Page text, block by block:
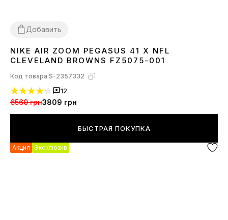
Добавить
4445
NIKE AIR ZOOM PEGASUS 41 X NFL
CLEVELAND BROWNS FZ5075-001
Код товара:S-2357332
12
6560 грн3809 грн
БЫСТРАЯ ПОКУПКА
Акция Эксклюзив